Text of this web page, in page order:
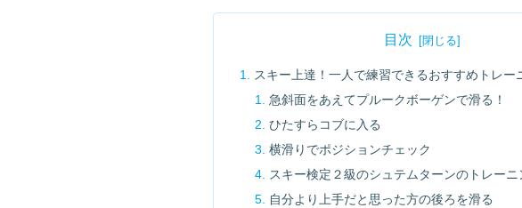
目次
スキー上達！一人で練習できるおすすめトレー
急斜面をあえてプルークボーゲンで滑る！
ひたすらコブに入る
横滑りでポジションチェック
スキー検定２級のシュテムターンのトレーニ
自分より上手だと思った方の後ろを滑る